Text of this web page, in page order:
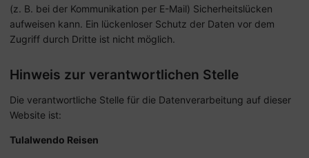
(z. B. bei der Kommunikation per E-Mail) Sicherheitslücken
aufweisen kann. Ein lückenloser Schutz der Daten vor dem
Zugriff durch Dritte ist nicht möglich.
Hinweis zur verantwortlichen Stelle
Die verantwortliche Stelle für die Datenverarbeitung auf dieser
Website ist:
Tulalwendo Reisen